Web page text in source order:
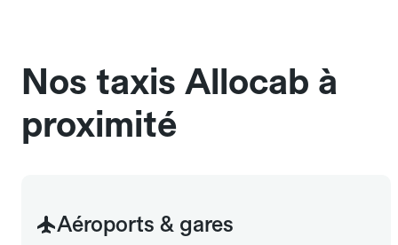
Nos taxis Allocab à
proximité
Aéroports & gares